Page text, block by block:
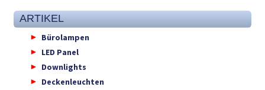
ARTIKEL
Bürolampen
LED Panel
Downlights
Deckenleuchten